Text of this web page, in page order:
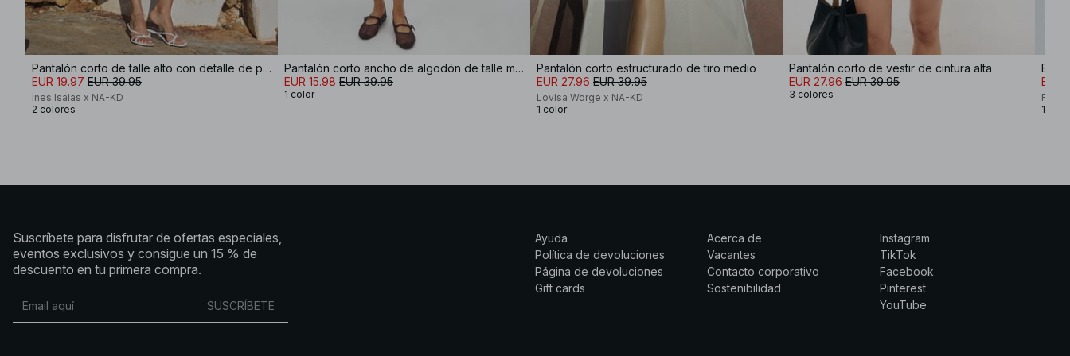
Pantalón corto de talle alto con detalle de pliegues
EUR 19.97 EUR 39.95
Ines Isaias x NA-KD
2 colores
Pantalón corto ancho de algodón de talle medio
EUR 15.98 EUR 39.95
1 color
Pantalón corto estructurado de tiro medio
EUR 27.96 EUR 39.95
Lovisa Worge x NA-KD
1 color
Pantalón corto de vestir de cintura alta
EUR 27.96 EUR 39.95
3 colores
EUR
Rita
1
Suscríbete para disfrutar de ofertas especiales,
eventos exclusivos y consigue un 15 % de
descuento en tu primera compra.
SUSCRÍBETE
Ayuda
Política de devoluciones
Página de devoluciones
Gift cards
Acerca de
Vacantes
Contacto corporativo
Sostenibilidad
Instagram
TikTok
Facebook
Pinterest
YouTube